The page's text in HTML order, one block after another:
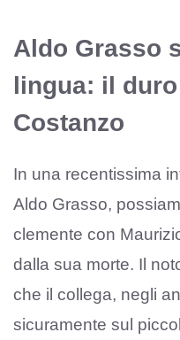
Aldo Grasso
lingua: il
Costanzo
In una recentissima
Aldo Grasso,
clemente con
dalla sua morte. Il
che il collega, negli
sicuramente sul